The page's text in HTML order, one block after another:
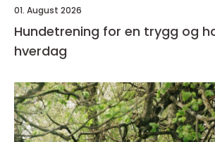
01. August 2026
Hundetrening for en trygg og
hverdag